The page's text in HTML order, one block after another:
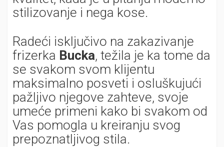
stilizovanje i nega kose.
Radeći isključivo na zakazivanje
frizerka Bucka, težila je ka tome da
se svakom svom klijentu
maksimalno posveti i osluškujući
pažljivo njegove zahteve, svoje
umeće primeni kako bi svakom od
Vas pomogla u kreiranju svog
prepoznatljivog stila.